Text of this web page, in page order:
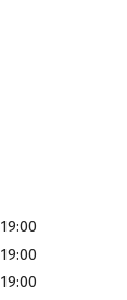
19:00
19:00
19:00